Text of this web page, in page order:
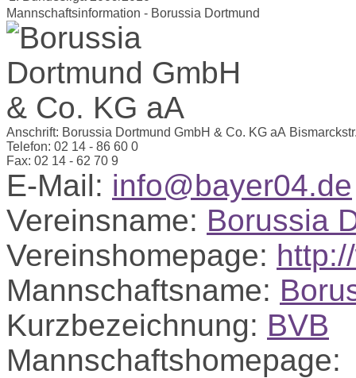
Mannschaftsinformation - Borussia Dortmund
Anschrift: Borussia Dortmund GmbH & Co. KG aA
Telefon: 02 14 - 86 60 0
Fax: 02 14 - 62 70 9
E-Mail: info@bayer04.de
Vereinsname: Borussia
Vereinshomepage:
Mannschaftsname:
Kurzbezeichnung: BVB
Mannschaftshomepage: